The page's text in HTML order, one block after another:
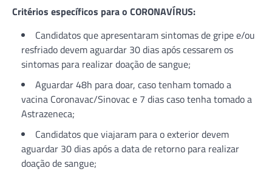
Critérios específicos para o CORONAVÍRUS:
Candidatos que apresentaram sintomas de gripe e/ou
resfriado devem aguardar 30 dias após cessarem os
sintomas para realizar doação de sangue;
Aguardar 48h para doar, caso tenham tomado a
vacina Coronavac/Sinovac e 7 dias caso tenha tomado a
Astrazeneca;
Candidatos que viajaram para o exterior devem
aguardar 30 dias após a data de retorno para realizar
doação de sangue;